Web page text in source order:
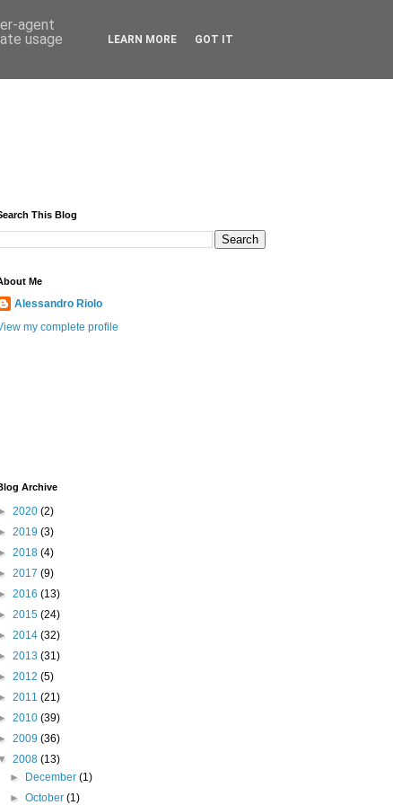
This Blog
Me
Alessandro Riolo
my complete profile
Archive
2020 (2)
2019 (3)
2018 (4)
2017 (9)
2016 (13)
2015 (24)
2014 (32)
2013 (31)
2012 (5)
2011 (21)
2010 (39)
2009 (36)
2008 (13)
►
December(1)
►October(1)
agent
usage
LEARN MORE GOT IT